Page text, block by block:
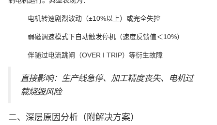
电机转速剧烈波动（±10%以上）或完全失控
弱磁调速模式下自动触发停机（速度反馈值＜10%）
伴随过电流跳闸（OVER I TRIP）等衍生故障
直接影响：生产线急停、加工精度丧失、电机过
载烧毁风险
二、深层原因分析（附解决方案）